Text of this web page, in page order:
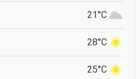
21°C
28°C
25°C